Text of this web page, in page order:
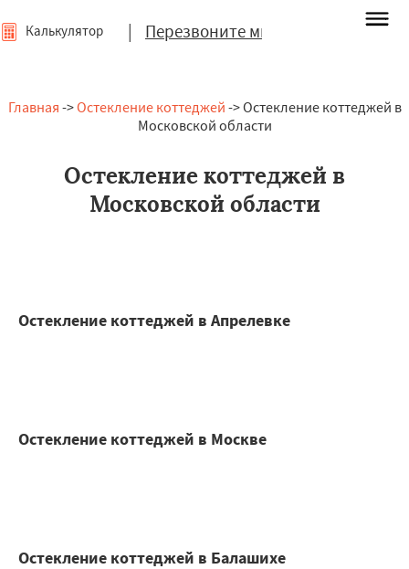
| Перезвоните мне
Калькулятор
Главная ->Остекление коттеджей -> Остекление коттеджей в
Московской области
Остекление коттеджей в
Московской области
Остекление коттеджей в Апрелевке
Остекление коттеджей в Москве
Остекление коттеджей в Балашихе